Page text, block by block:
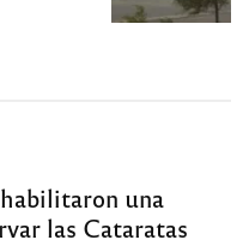
una
las Cataratas